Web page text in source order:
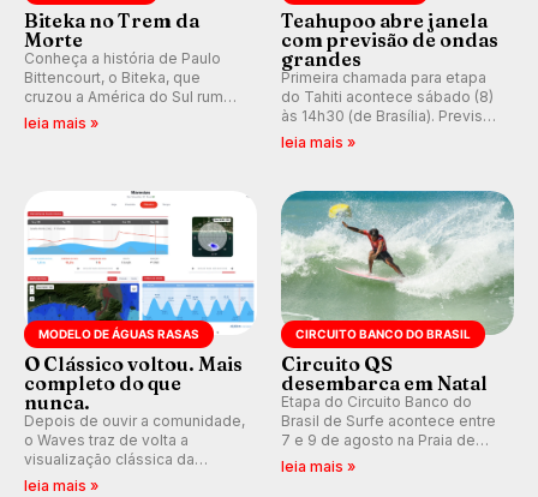
Biteka no Trem da
Morte
Conheça a história de Paulo
Bittencourt, o Biteka, que
cruzou a América do Sul rumo
ao Pacífico em uma jornada
leia mais »
Teahupoo abre janela
com previsão de ondas
grandes
Primeira chamada para etapa
do Tahiti acontece sábado (8)
às 14h30 (de Brasília). Previsão
indica swell consistente.
Kelly Slater convidado.
leia mais »
MODELO DE ÁGUAS RASAS
O Clássico voltou. Mais
completo do que
nunca.
Depois de ouvir a comunidade,
o Waves traz de volta a
visualização clássica da
previsão de águas rasas,
leia mais »
CIRCUITO BANCO DO BRASIL
Circuito QS
desembarca em Natal
Etapa do Circuito Banco do
Brasil de Surfe acontece entre
7 e 9 de agosto na Praia de
Miami (RN), em disputas
leia mais »